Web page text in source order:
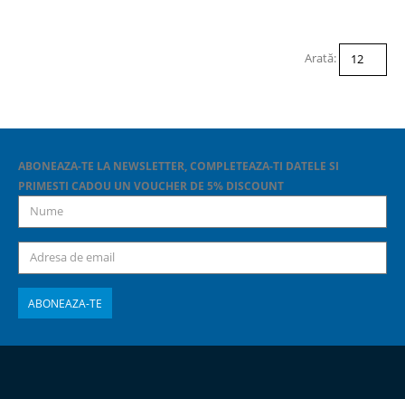
Arată:
ABONEAZA-TE LA NEWSLETTER, COMPLETEAZA-TI DATELE SI
PRIMESTI CADOU UN VOUCHER DE 5% DISCOUNT